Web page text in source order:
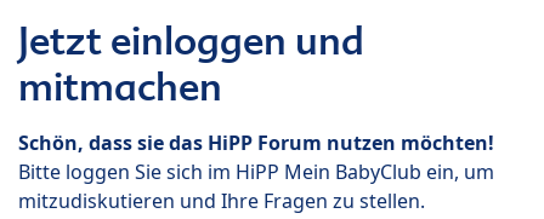
Jetzt einloggen und
mitmachen
Schön, dass sie das HiPP Forum nutzen möchten!
Bitte loggen Sie sich im HiPP Mein BabyClub ein, um
mitzudiskutieren und Ihre Fragen zu stellen.